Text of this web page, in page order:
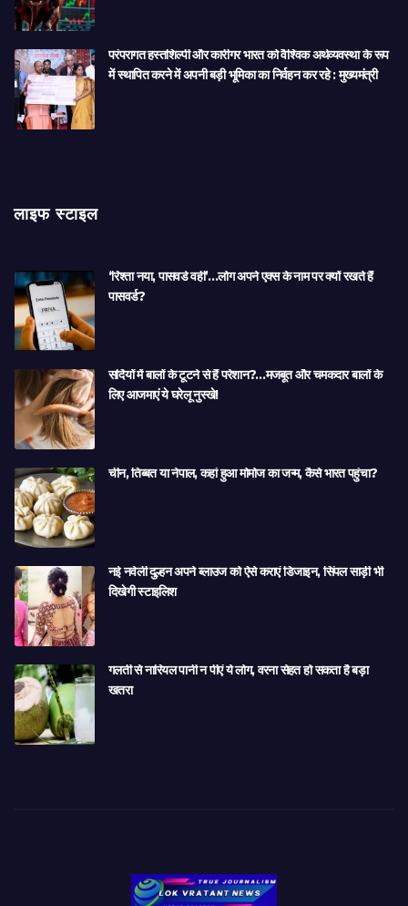
परंपरागत हस्तशिल्पी और कारीगर भारत को वैश्विक अर्थव्यवस्था के रूप
में स्थापित करने में अपनी बड़ी भूमिका का निर्वहन कर रहे : मुख्यमंत्री
लाइफ स्टाइल
‘रिश्ता नया, पासवर्ड वही’…लोग अपने एक्स के नाम पर क्यों रखते हैं
पासवर्ड?
सर्दियों में बालों के टूटने से हैं परेशान?…मजबूत और चमकदार बालों के
लिए आजमाएं ये घरेलू नुस्खे!
चीन, तिब्बत या नेपाल, कहां हुआ मोमोज का जन्म, कैसे भारत पहुंचा?
नई नवेली दुल्हन अपने ब्लाउज को ऐसे कराएं डिजाइन, सिंपल साड़ी भी
दिखेगी स्टाइलिश
गलती से नारियल पानी न पीएं ये लोग, वरना सेहत हो सकता है बड़ा
खतरा